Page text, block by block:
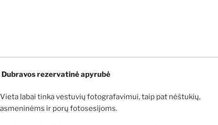
Dubravos rezervatinė apyrubė
Vieta labai tinka vestuvių fotografavimui, taip pat nėštukių,
asmeninėms ir porų fotosesijoms.